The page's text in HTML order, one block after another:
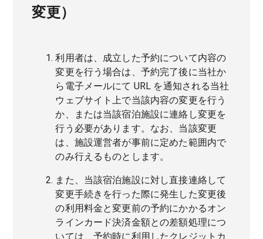
変更）
利用者は、成立した予約について内容の
変更を行う場合は、予約完了後に当社か
ら電子メールにて URL を通知される当社
ウェブサイト上で当該内容の変更を行う
か、または当該宿泊施設に連絡し変更を
行う必要があります。なお、当該変更
は、施設運営者が事前に定めた範囲内で
のみ行えるものとします。
また、当該宿泊施設に対し直接連絡して
変更手続きを行った際に発生した変更後
の利用料金と変更前の予約にかかるオン
ラインカード決済金額との差額処理につ
いては、予約時に利用したクレジットカ